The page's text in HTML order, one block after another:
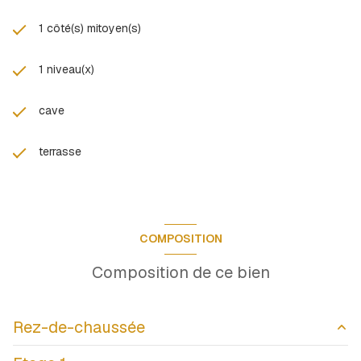
Pour plus d’informations ou organiser une visite, contactez dès
maintenant Clara VERNAY de l’Agence Immorêve au
Les informations sur les risques auxquels ce bien est exposé
1 côté(s) mitoyen(s)
1 niveau(x)
cave
terrasse
COMPOSITION
Composition de ce bien
Rez-de-chaussée